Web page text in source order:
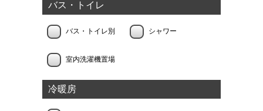
バス・トイレ
バス・トイレ別 シャワー
室内洗濯機置場
冷暖房